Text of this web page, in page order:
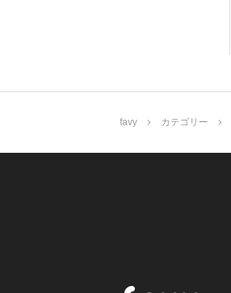
favy カテゴリー